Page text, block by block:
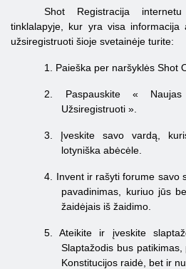
Shot Registracija
tinklalapyje, kur yra visa informacija
užsiregistruoti šioje svetainėje turite:
1. Paieška per naršyklės Shot
2. Paspauskite « Naujas
Užsiregistruoti»
3. Įveskite savo vardą,
lotyniška abėcėle.
4. Invent ir rašyti forume savo
pavadinimas, kuriuo jūs
žaidėjais iš žaidimo.
5.Ateikite ir įveskite
Slaptažodis bus
Konstitucijos raidė, bet ir